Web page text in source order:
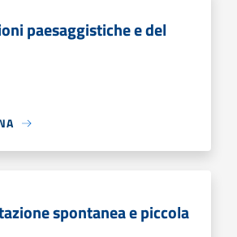
paesaggistiche e del
spontanea e piccola